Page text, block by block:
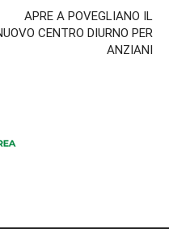
APRE A POVEGLIANO IL
CENTRO DIURNO PER
ANZIANI